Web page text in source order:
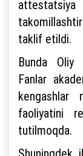
taklif etildi.
Bunda Oliy
Fanlar
kengashlar
faoliyatini
tutilmoqda.